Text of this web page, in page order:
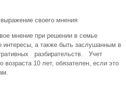
своего мнения
мнение при решении в семье
интересы, а также быть заслушанным в
разбирательств. Учет
10 лет, обязателен, если это